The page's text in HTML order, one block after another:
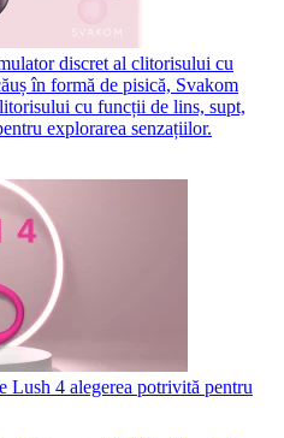
discret al clitorisului cu
în formă de pisică, Svakom
cu funcții de lins, supt,
explorarea senzațiilor.
Lush 4 alegerea potrivită pentru